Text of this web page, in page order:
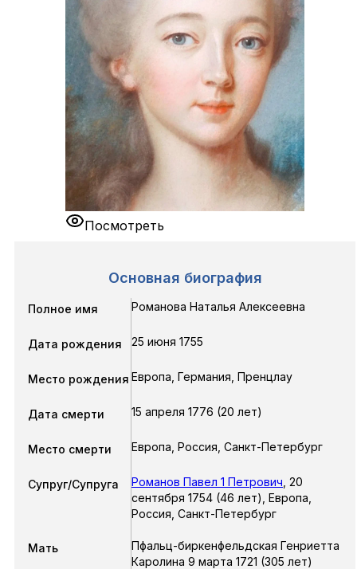
Посмотреть
Основная биография
Полное имя Романова Наталья Алексеевна
Дата рождения 25 июня 1755
Место рождения Европа, Германия, Пренцлау
Дата смерти 15 апреля 1776 (20 лет)
Место смерти Европа, Россия, Санкт-Петербург
Супруг/Супруга Романов Павел 1 Петрович 20
сентября 1754 (46 лет), Европа,
Россия, Санкт-Петербург
Мать
Пфальц-биркенфельдская Генриетта
Каролина 9 марта 1721 (305 лет)